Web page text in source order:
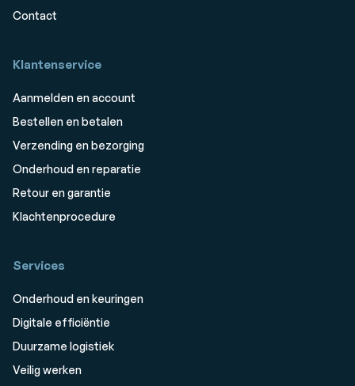
Contact
Klantenservice
Aanmelden en account
Bestellen en betalen
Verzending en bezorging
Onderhoud en reparatie
Retour en garantie
Klachtenprocedure
Services
Onderhoud en keuringen
Digitale efficiëntie
Duurzame logistiek
Veilig werken